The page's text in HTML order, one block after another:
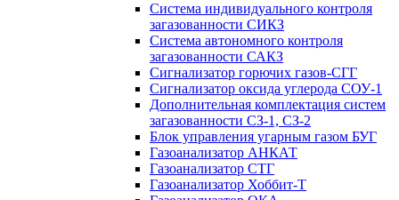
Система индивидуального контроля
загазованности СИКЗ
Система автономного контроля
загазованности САКЗ
Сигнализатор горючих газов-СГГ
Сигнализатор оксида углерода СОУ-1
Дополнительная комплектация систем
загазованности СЗ-1, СЗ-2
Блок управления угарным газом БУГ
Газоанализатор АНКАТ
Газоанализатор СТГ
Газоанализатор Хоббит-Т